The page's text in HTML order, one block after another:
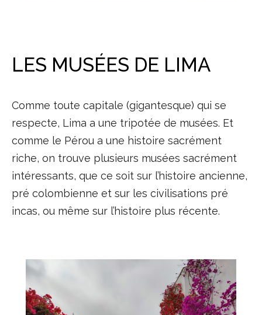
LES MUSÉES DE LIMA
Comme toute capitale (gigantesque) qui se
respecte, Lima a une tripotée de musées. Et
comme le Pérou a une histoire sacrément
riche, on trouve plusieurs musées sacrément
intéressants, que ce soit sur l’histoire ancienne,
pré colombienne et sur les civilisations pré
incas, ou même sur l’histoire plus récente.